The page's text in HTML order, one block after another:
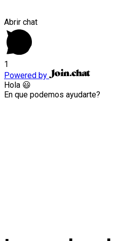
Abrir chat
1
Powered by
Hola 😃
En que podemos ayudarte?